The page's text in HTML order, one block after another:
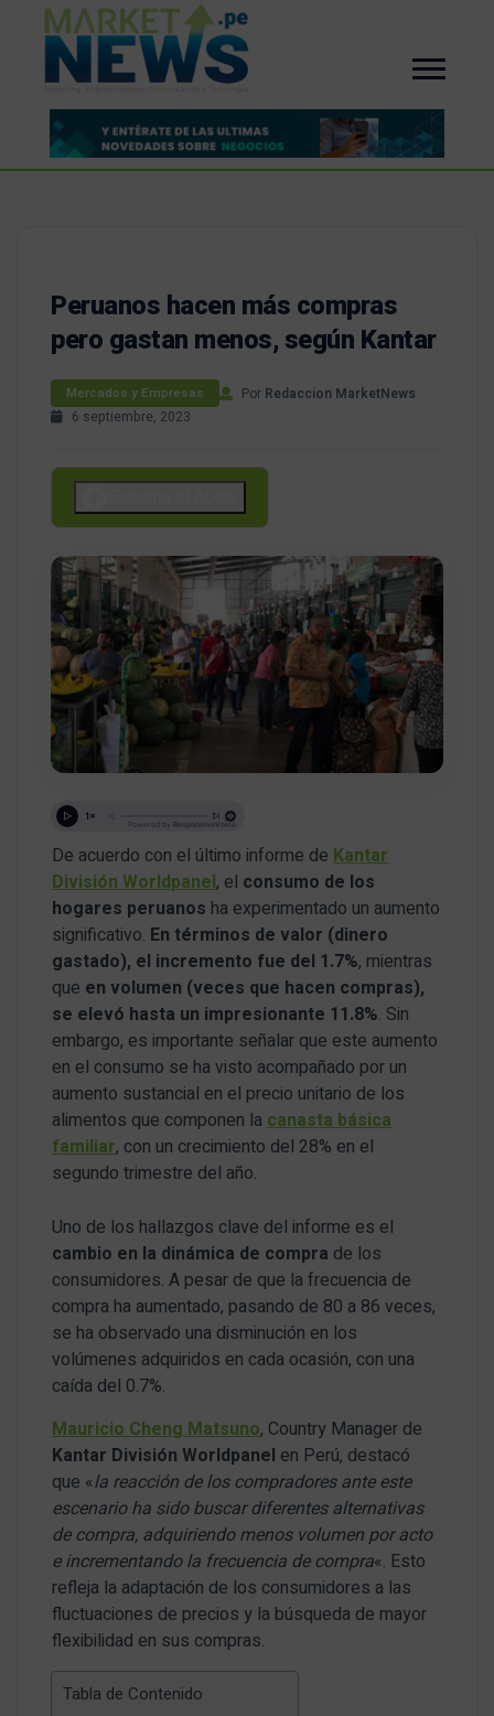
Peruanos hacen más compras
pero gastan menos, según Kantar
Mercados y Empresas Por Redaccion MarketNews
6 septiembre, 2023
De acuerdo con el último informe de Kantar
División Worldpanel, el consumo de los
hogares peruanos ha experimentado un aumento
significativo. En términos de valor (dinero
gastado), el incremento fue del 1.7%, mientras
que en volumen (veces que hacen compras),
se elevó hasta un impresionante 11.8%. Sin
embargo, es importante señalar que este aumento
en el consumo se ha visto acompañado por un
aumento sustancial en el precio unitario de los
alimentos que componen la canasta básica
familiar, con un crecimiento del 28% en el
segundo trimestre del año.
Uno de los hallazgos clave del informe es el
cambio en la dinámica de compra de los
consumidores. A pesar de que la frecuencia de
compra ha aumentado, pasando de 80 a 86 veces,
se ha observado una disminución en los
volúmenes adquiridos en cada ocasión, con una
caída del 0.7%.
Mauricio Cheng Matsuno, Country Manager de
Kantar División Worldpanel en Perú, destacó
que «la reacción de los compradores ante este
escenario ha sido buscar diferentes alternativas
de compra, adquiriendo menos volumen por acto
e incrementando la frecuencia de compra«. Esto
refleja la adaptación de los consumidores a las
fluctuaciones de precios y la búsqueda de mayor
flexibilidad en sus compras.
Tabla de Contenido